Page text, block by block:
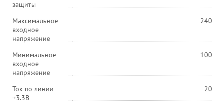
защиты
Максимальное
входное
напряжение
240
Минимальное
входное
напряжение
100
Ток по линии
+3.3В
20